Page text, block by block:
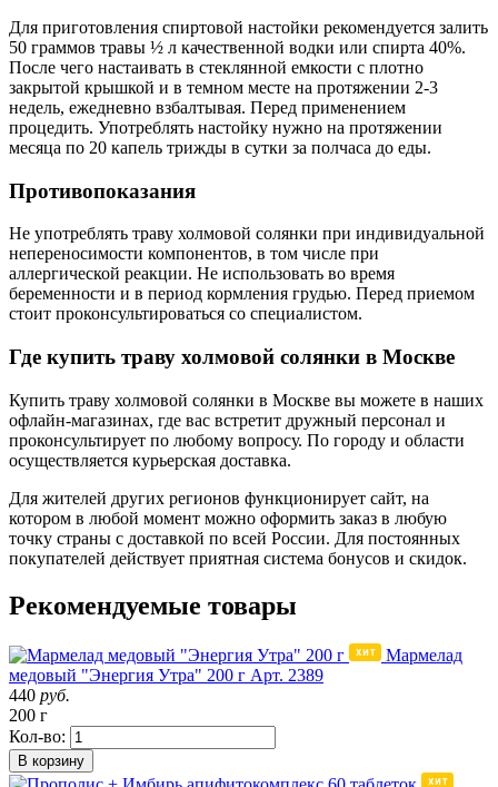
Для приготовления спиртовой настойки рекомендуется залить
50 граммов травы ½ л качественной водки или спирта 40%.
После чего настаивать в стеклянной емкости с плотно
закрытой крышкой и в темном месте на протяжении 2-3
недель, ежедневно взбалтывая. Перед применением
процедить. Употреблять настойку нужно на протяжении
месяца по 20 капель трижды в сутки за полчаса до еды.
Противопоказания
Не употреблять траву холмовой солянки при индивидуальной
непереносимости компонентов, в том числе при
аллергической реакции. Не использовать во время
беременности и в период кормления грудью. Перед приемом
стоит проконсультироваться со специалистом.
Где купить траву холмовой солянки в Москве
Купить траву холмовой солянки в Москве вы можете в наших
офлайн-магазинах, где вас встретит дружный персонал и
проконсультирует по любому вопросу. По городу и области
осуществляется курьерская доставка.
Для жителей других регионов функционирует сайт, на
котором в любой момент можно оформить заказ в любую
точку страны с доставкой по всей России. Для постоянных
покупателей действует приятная система бонусов и скидок.
Рекомендуемые товары
Мармелад
медовый "Энергия Утра" 200 г Арт. 2389
440 руб.
200 г
Кол-во:
В корзину